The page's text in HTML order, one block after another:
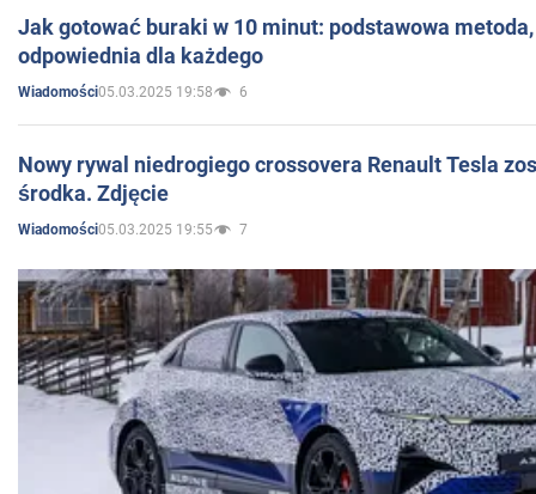
Jak gotować buraki w 10 minut: podstawowa
odpowiednia dla każdego
Wiadomości05.03.2025 19:58 6
Nowy rywal niedrogiego crossovera Renault Tesla
środka. Zdjęcie
Wiadomości05.03.2025 19:55 7